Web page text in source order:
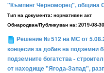
"Къмпинг Черноморец", община
Тип на документа: нормативен акт
Обнародван/Публикуван на: 2019-08-30
Решение № 512 на МС от
концесия за добив на подземни
подземните богатства -
от находище "Ягода-Запад",